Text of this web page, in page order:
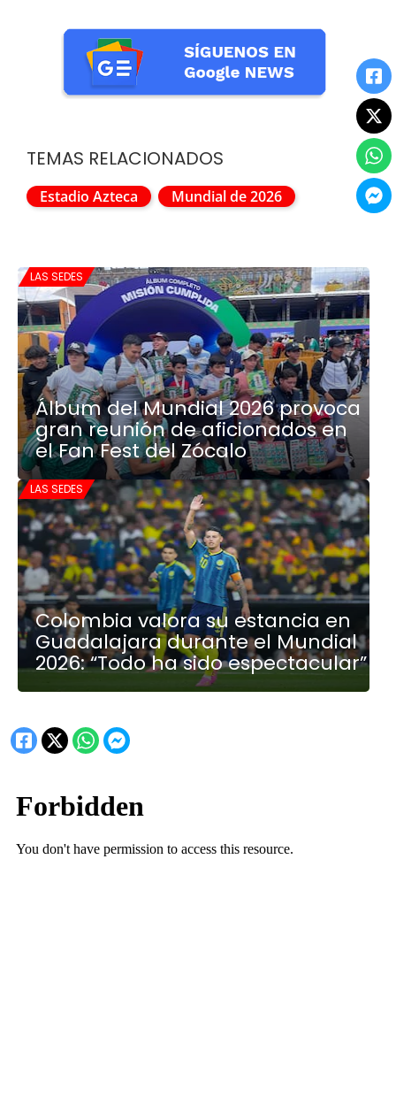
TEMAS RELACIONADOS
Estadio Azteca Mundial de 2026
LAS SEDES
Álbum del Mundial 2026 provoca
gran reunión de aficionados en
el Fan Fest del Zócalo
LAS SEDES
Colombia valora su estancia en
Guadalajara durante el Mundial
2026: “Todo ha sido espectacular”